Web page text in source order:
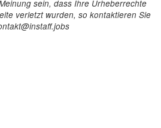
sein, dass Ihre Urheberrechte
verletzt wurden, so kontaktieren Sie